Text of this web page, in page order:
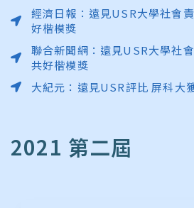
經濟日報：遠見USR大學社會
好楷模獎
聯合新聞網：遠見USR大學社
共好楷模獎
大紀元：遠見USR評比 屏科大
2021 第二屆